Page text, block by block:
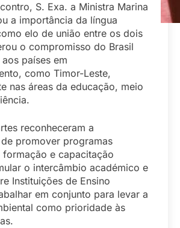
S. Exa. a Ministra Marina
a importância da língua
elo de união entre os dois
o compromisso do Brasil
países em
como Timor-Leste,
nas áreas da educação, meio
reconheceram a
promover programas
e capacitação
o intercâmbio académico e
Instituições de Ensino
em conjunto para levar a
como prioridade às